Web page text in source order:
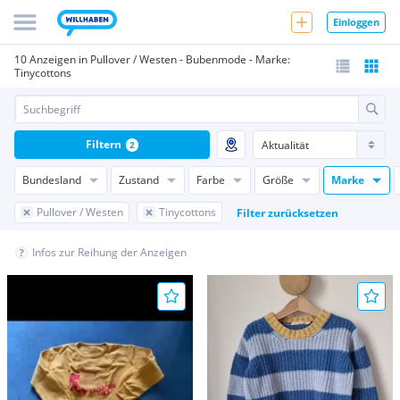
Einloggen
10 Anzeigen in Pullover / Westen - Bubenmode - Marke:
Tinycottons
Bundesland Zustand Farbe Größe Marke
Pullover / Westen Tinycottons Filter zurücksetzen
Filtern 2
Infos zur Reihung der Anzeigen